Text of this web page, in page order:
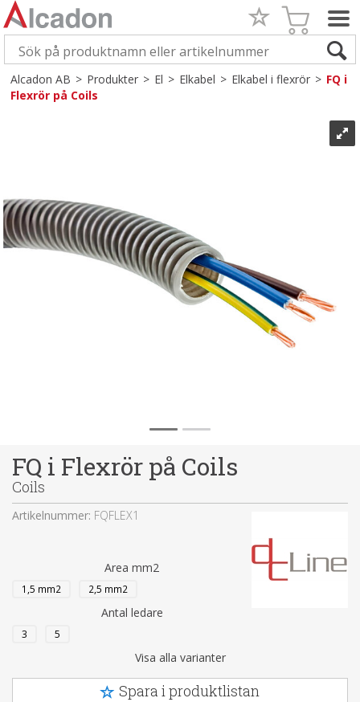
Alcadon AB>Produkter>El>Elkabel>Elkabel i flexrör>FQ i
Flexrör på Coils
FQ i Flexrör på Coils
Coils
Artikelnummer: FQFLEX1
Area mm2
1,5 mm2 2,5 mm2
Antal ledare
3 5
Visa alla varianter
Spara i produktlistan